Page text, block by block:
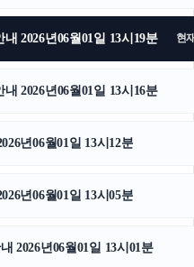
2026년06월01일 13시19분 현
2026년06월01일 13시16분
년06월01일 13시12분
년06월01일 13시05분
2026년06월01일 13시01분